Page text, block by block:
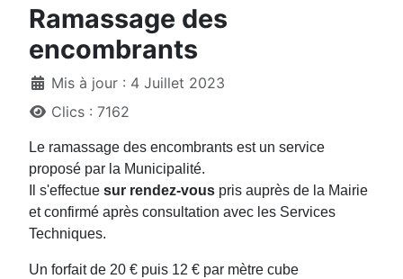
Ramassage des
encombrants
DétailsMis à jour : 4 Juillet 2023
Clics : 7162
Le ramassage des encombrants est un service
proposé par la Municipalité.
Il s'effectue sur rendez-vous pris auprès de la Mairie
et confirmé après consultation avec les Services
Techniques.
Un forfait de 20 € puis 12 € par mètre cube